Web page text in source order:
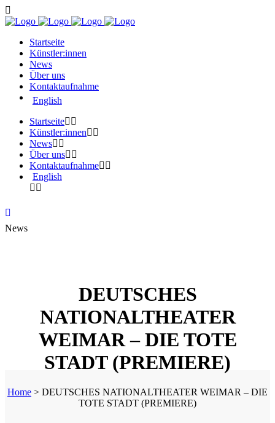
Startseite
Künstler:innen
News
Über uns
Kontaktaufnahme
English
Startseite
Künstler:innen
News
Über uns
Kontaktaufnahme
English
News
DEUTSCHES
NATIONALTHEATER
WEIMAR – DIE TOTE
STADT (PREMIERE)
Home > DEUTSCHES NATIONALTHEATER WEIMAR – DIE
TOTE STADT (PREMIERE)